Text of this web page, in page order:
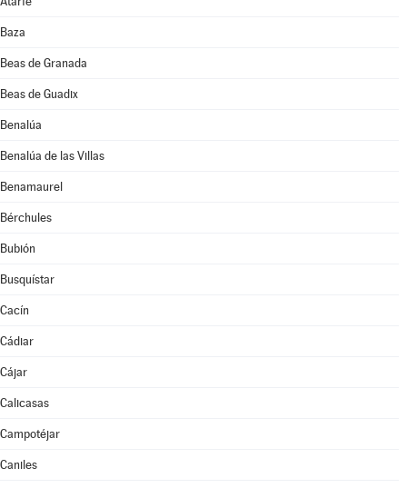
Baza
Beas de Granada
Beas de Guadix
Benalúa
Benalúa de las Villas
Benamaurel
Bérchules
Bubión
Busquístar
Cacín
Cádiar
Cájar
Calicasas
Campotéjar
Caniles